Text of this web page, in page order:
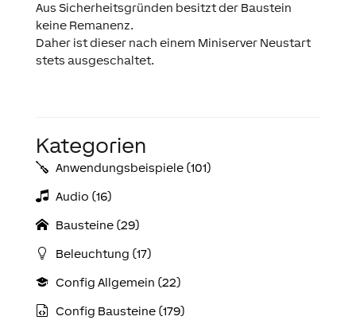
Aus Sicherheitsgründen besitzt der Baustein
keine Remanenz.
Daher ist dieser nach einem Miniserver Neustart
stets ausgeschaltet.
Kategorien
Anwendungs­­­beispiele (101)
Audio (16)
Bausteine (29)
Beleuchtung (17)
Config Allgemein (22)
Config Bausteine (179)